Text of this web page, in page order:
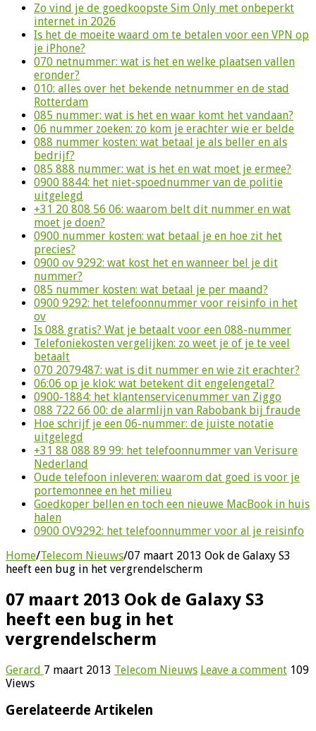
Zo vind je de goedkoopste Sim Only met onbeperkt
internet in 2026
Is het de moeite waard om te betalen voor een VPN op
je iPhone?
070 netnummer: wat is het en welke plaatsen vallen
eronder?
010: alles over het bekende netnummer en de stad
Rotterdam
085 nummer: wat is het en waar komt het vandaan?
06 nummer zoeken: zo kom je erachter wie er belde
088 nummer kosten: wat betaal je als beller en als
bedrijf?
085 888 nummer: wat is het en wat moet je ermee?
0900 8844: het niet-spoednummer van de politie
uitgelegd
+31 20 808 56 06: waarom belt dit nummer en wat
moet je doen?
0900 nummer kosten: wat betaal je en hoe zit het
precies?
0900 ov 9292: wat kost het en wanneer bel je dit
nummer?
085 nummer kosten: wat betaal je per maand?
0900 9292: het telefoonnummer voor reisinfo in het
ov
Is 088 gratis? Wat je betaalt voor een 088-nummer
Telefoniekosten vergelijken: zo weet je of je te veel
betaalt
070 2079487: wat is dit nummer en wie zit erachter?
06:06 op je klok: wat betekent dit engelengetal?
0900-1884: het klantenservicenummer van Ziggo
088 722 66 00: de alarmlijn van Rabobank bij fraude
Hoe schrijf je een 06-nummer: de juiste notatie
uitgelegd
+31 88 088 89 99: het telefoonnummer van Verisure
Nederland
Oude telefoon inleveren: waarom dat goed is voor je
portemonnee en het milieu
Goedkoper bellen en toch een nieuwe MacBook in huis
halen
0900 OV9292: het telefoonnummer voor al je reisinfo
Home/Telecom Nieuws/07 maart 2013 Ook de Galaxy S3
heeft een bug in het vergrendelscherm
07 maart 2013 Ook de Galaxy S3
heeft een bug in het
vergrendelscherm
Gerard 7 maart 2013 Telecom Nieuws Leave a comment 109
Views
Gerelateerde Artikelen